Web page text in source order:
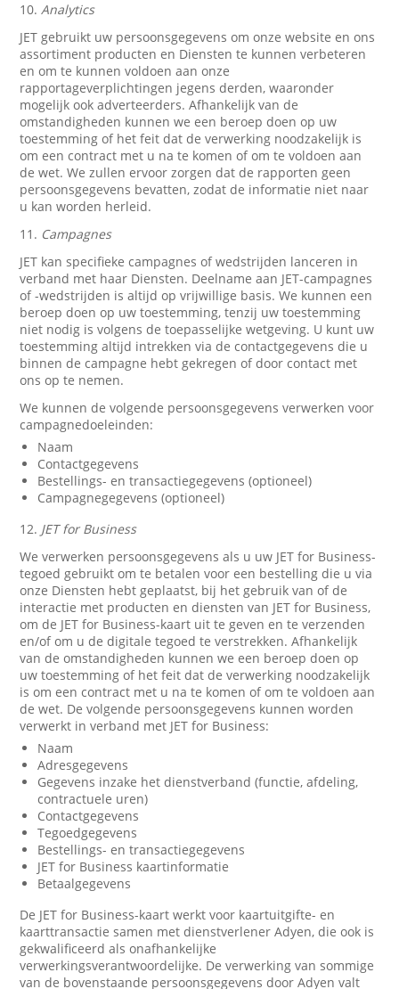
10.Analytics
JET gebruikt uw persoonsgegevens om onze website en ons
assortiment producten en Diensten te kunnen verbeteren
en om te kunnen voldoen aan onze
rapportageverplichtingen jegens derden, waaronder
mogelijk ook adverteerders. Afhankelijk van de
omstandigheden kunnen we een beroep doen op uw
toestemming of het feit dat de verwerking noodzakelijk is
om een contract met u na te komen of om te voldoen aan
de wet. We zullen ervoor zorgen dat de rapporten geen
persoonsgegevens bevatten, zodat de informatie niet naar
u kan worden herleid.
11. Campagnes
JET kan specifieke campagnes of wedstrijden lanceren in
verband met haar Diensten. Deelname aan JET-campagnes
of -wedstrijden is altijd op vrijwillige basis. We kunnen een
beroep doen op uw toestemming, tenzij uw toestemming
niet nodig is volgens de toepasselijke wetgeving. U kunt uw
toestemming altijd intrekken via de contactgegevens die u
binnen de campagne hebt gekregen of door contact met
ons op te nemen.
We kunnen de volgende persoonsgegevens verwerken voor
campagnedoeleinden:
Naam
Contactgegevens
Bestellings- en transactiegegevens (optioneel)
Campagnegegevens (optioneel)
12. JET for Business
We verwerken persoonsgegevens als u uw JET for Business-
tegoed gebruikt om te betalen voor een bestelling die u via
onze Diensten hebt geplaatst, bij het gebruik van of de
interactie met producten en diensten van JET for Business,
om de JET for Business-kaart uit te geven en te verzenden
en/of om u de digitale tegoed te verstrekken. Afhankelijk
van de omstandigheden kunnen we een beroep doen op
uw toestemming of het feit dat de verwerking noodzakelijk
is om een contract met u na te komen of om te voldoen aan
de wet. De volgende persoonsgegevens kunnen worden
verwerkt in verband met JET for Business:
Naam
Adresgegevens
Gegevens inzake het dienstverband (functie, afdeling,
contractuele uren)
Contactgegevens
Tegoedgegevens
Bestellings- en transactiegegevens
JET for Business kaartinformatie
Betaalgegevens
De JET for Business-kaart werkt voor kaartuitgifte- en
kaarttransactie samen met dienstverlener Adyen, die ook is
gekwalificeerd als onafhankelijke
verwerkingsverantwoordelijke. De verwerking van sommige
van de bovenstaande persoonsgegevens door Adyen valt